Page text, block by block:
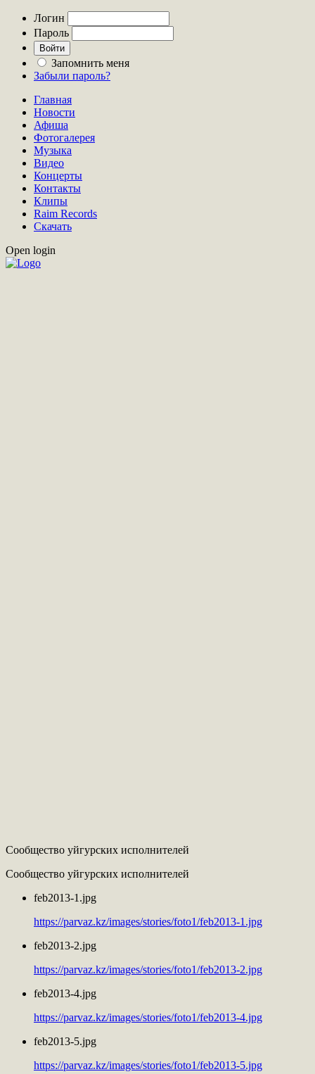
Логин
Пароль
Запомнить меня
Забыли пароль?
Главная
Новости
Афиша
Фотогалерея
Музыка
Видео
Концерты
Контакты
Клипы
Raim Records
Скачать
Open login
Сообщество уйгурских исполнителей
Сообщество уйгурских исполнителей
feb2013-1.jpg
https://parvaz.kz/images/stories/foto1/feb2013-1.jpg
feb2013-2.jpg
https://parvaz.kz/images/stories/foto1/feb2013-2.jpg
feb2013-4.jpg
https://parvaz.kz/images/stories/foto1/feb2013-4.jpg
feb2013-5.jpg
https://parvaz.kz/images/stories/foto1/feb2013-5.jpg